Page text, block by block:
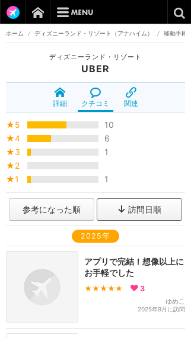
ホーム / ディズニーランド・リゾート（アナハイム） / 移動手段
ディズニーランド・リゾート
UBER
詳細 クチコミ 関連
★5
10
★4
6
★3
1
★2
★1
1
参考になった順 訪問日順
2025年
アプリで完結！想像以上に
お手軽でした
★★★★★ 3
ゆめこ
2025年9月に訪問